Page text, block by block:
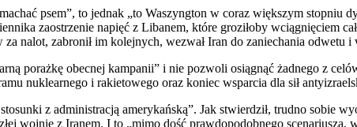
psem”, to jednak „to Waszyngton w coraz większym stopniu
zaostrzenie napięć z Libanem, które groziłoby wciągnięciem
nalot, zabronił im kolejnych, wezwał Iran do zaniechania odwetu
porażkę obecnej kampanii” i nie pozwoli osiągnąć żadnego z
nuklearnego i rakietowego oraz koniec wsparcia dla sił
z administracją amerykańską”. Jak stwierdził, trudno
wojnie z Iranem. I to „mimo dość prawdopodobnego